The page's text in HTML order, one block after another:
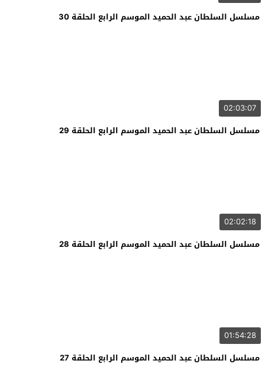
مسلسل السلطان عبد الحميد الموسم الرابع الحلقة 30
02:03:07
مسلسل السلطان عبد الحميد الموسم الرابع الحلقة 29
02:02:18
مسلسل السلطان عبد الحميد الموسم الرابع الحلقة 28
01:54:28
مسلسل السلطان عبد الحميد الموسم الرابع الحلقة 27